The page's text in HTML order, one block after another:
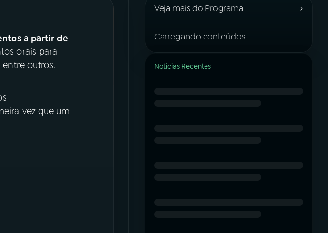
a partir de
orais para
outros.
vez que um
Veja mais do Programa ›
Carregando conteúdos...
Notícias Recentes